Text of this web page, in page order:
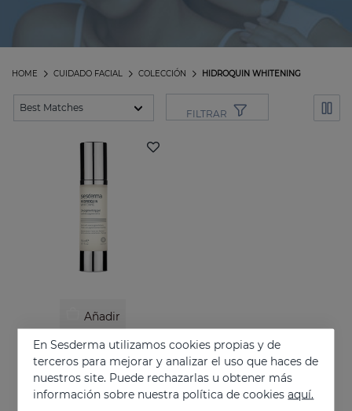
HIDROQUIN WHITENING
COLECCIÓN
CUIDADO FACIAL
HOME
FILTRAR
Añadir
HIDROQUIN Whitening Gel
Tratamiento focal de manchas cutáneas severas
58.95 €
En Sesderma utilizamos cookies propias y de
terceros para mejorar y analizar el uso que haces de
nuestros site. Puede rechazarlas u obtener más
información sobre nuestra política de cookiesaquí.